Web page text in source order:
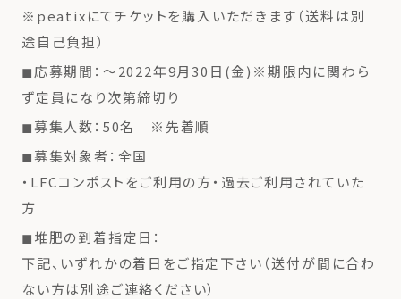
※peatixにてチケットを購入いただきます（送料は別
途自己負担）
◼︎応募期間：〜2022年9月30日(金)※期限内に関わら
ず定員になり次第締切り
◼︎募集人数：50名 ※先着順
◼︎募集対象者：全国
・LFCコンポストをご利用の方・過去ご利用されていた
方
◼︎堆肥の到着指定日：
下記、いずれかの着日をご指定下さい（送付が間に合わ
ない方は別途ご連絡ください）